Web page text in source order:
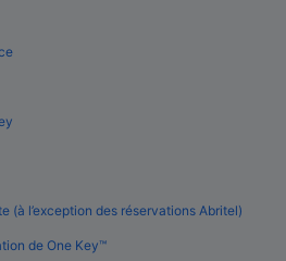
(à l’exception des réservations Abritel)
de One Key™